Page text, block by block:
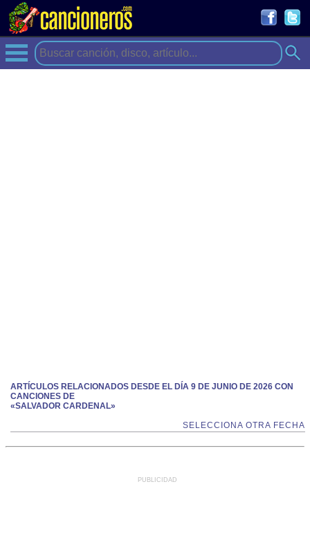
ARTÍCULOS RELACIONADOS DESDE EL DÍA 9 DE JUNIO DE 2026 CON
CANCIONES DE
«SALVADOR CARDENAL»
SELECCIONA OTRA FECHA
PUBLICIDAD